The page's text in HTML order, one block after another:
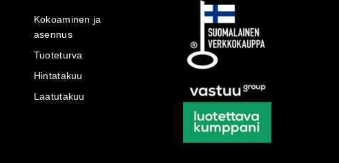
Kokoaminen ja
asennus
Tuoteturva
Hintatakuu
Laatutakuu